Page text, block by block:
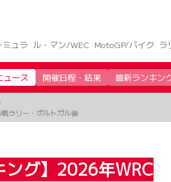
ミュラ ル・マン/WEC MotoGP/バイク ラ
ュース 開催日程・結果 最新ランキン
ラリー・ポルトガル後
ング】2026年WRC